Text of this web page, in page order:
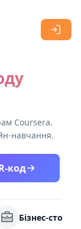
Coursera.
навчання.
код
Бізнес-